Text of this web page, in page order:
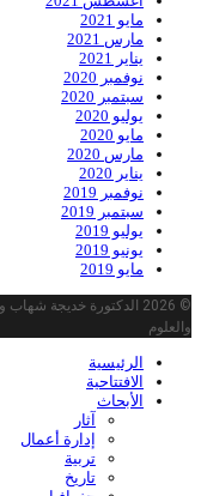
مايو 2021
مارس 2021
يناير 2021
نوفمبر 2020
سبتمبر 2020
يوليو 2020
مايو 2020
مارس 2020
يناير 2020
نوفمبر 2019
سبتمبر 2019
يوليو 2019
يونيو 2019
مايو 2019
© 2026 الدكتورة خديجة
والعلوم
الرئيسية
الافتتاحية
الأبحاث
آثار
إدارة أعمال
تربية
تاريخ